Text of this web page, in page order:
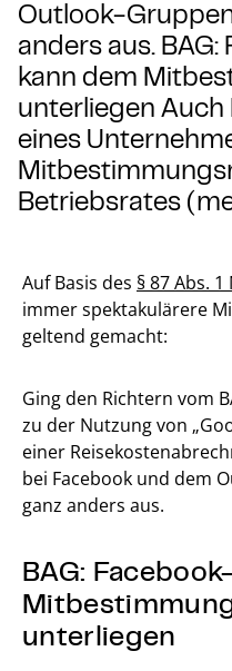
Outlook-
anders aus.
kann dem
unterliegen
eines
Betriebsrates
Auf Basis des § 87 Abs.
immer spektakulärere
geltend gemacht:
Ging den Richtern vom
zu der Nutzung von
einer
bei Facebook und dem
ganz anders aus.
BAG:
unterliegen